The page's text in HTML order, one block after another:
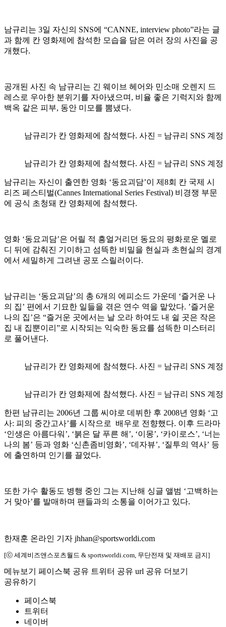
남규리는 3일 자신의 SNS에 “CANNE, interview photo”라는 글
과 함께 칸 영화제에 참석한 모습을 담은 여러 장의 사진을 공
개했다.
공개된 사진 속 남규리는 긴 웨이브 헤어와 민소매 오렌지 드
레스로 우아한 분위기를 자아냈으며, 비율 좋은 기럭지와 함께
백옥 같은 피부, 동안 미모를 뽐냈다.
남규리가 칸 영화제에 참석했다. 사진 = 남규리 SNS 계정
남규리가 칸 영화제에 참석했다. 사진 = 남규리 SNS 계정
남규리는 자신이 출연한 영화 ‘동요괴담’이 제8회 칸 국제 시
리즈 페스티벌(Cannes International Series Festival) 비경쟁 부문
에 공식 초청돼 칸 영화제에 참석했다.
영화 ‘동요괴담’은 어릴 적 흥얼거리던 동요의 평화로운 멜로
디 뒤에 감춰진 기이하고 섬뜩한 비밀을 현실과 초현실의 경계
에서 세밀하게 그려낸 공포 스릴러이다.
남규리는 ‘동요괴담’의 총 6개의 에피소드 가운데 ‘즐거운 나
의 집’ 편에서 기묘한 일들을 겪은 연수 역을 맡았다. ’즐거운
나의 집’은 “즐거운 곳에서는 날 오라 하여도 내 쉴 곳은 작은
집 내 집뿐이리”로 시작되는 익숙한 동요를 섬뜩한 미스터리
로 풀어낸다.
남규리가 칸 영화제에 참석했다. 사진 = 남규리 SNS 계정
남규리가 칸 영화제에 참석했다. 사진 = 남규리 SNS 계정
한편 남규리는 2006년 그룹 씨야로 데뷔한 후 2008년 영화 ‘고
사: 피의 중간고사’를 시작으로 배우로 전향했다. 이후 드라마
‘인생은 아름다워’, ‘붉은 달 푸른 해’, ‘이몽’, ‘카이로스’, ‘너는
나의 봄’ 등과 영화 ‘신촌좀비영화’, ‘데자뷰’, ‘질투의 역사’ 등
에 출연하며 인기를 끌었다.
또한 가수 활동도 병행 중인 그는 지난해 싱글 앨범 ‘고백하는
거 맞아’를 발매하며 팬들과의 소통을 이어가고 있다.
한재훈 온라인 기자 jhhan@sportsworldi.com
[ⓒ 세계비즈앤스포츠월드 & sportsworldi.com, 무단전재 및 재배포 금지]
메뉴보기 페이스북 공유 트위터 공유 url 공유 더보기
공유하기
페이스북
트위터
네이버